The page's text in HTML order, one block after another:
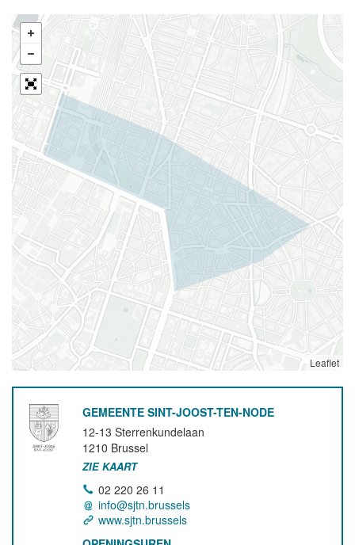
Leaflet
GEMEENTE SINT-JOOST-TEN-NODE
12-13 Sterrenkundelaan
1210 Brussel
ZIE KAART
02 220 26 11
info@sjtn.brussels
www.sjtn.brussels